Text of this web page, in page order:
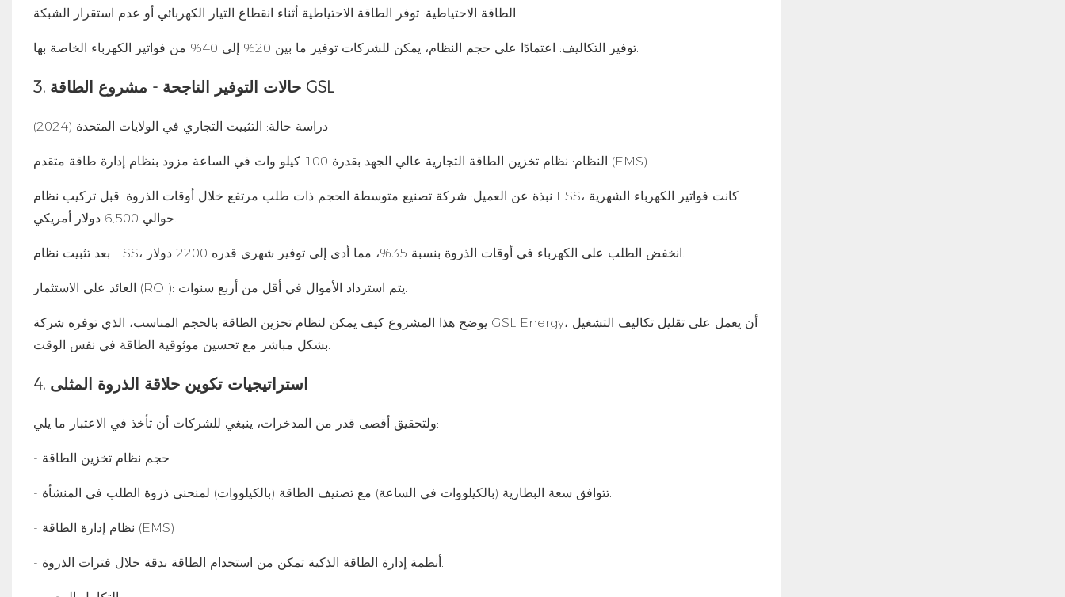
توفير التكاليف: اعتمادًا على حجم النظام، يمكن للشركات توفير ما بين 20% إلى 40% من فواتير الكهرباء الخاصة بها.
3. حالات التوفير الناجحة - مشروع الطاقة GSL
دراسة حالة: التثبيت التجاري في الولايات المتحدة (2024)
النظام: نظامتخزين الطاقة التجارية عالي الجهد بقدرة 100 كيلو وات في الساعة مزود بنظام إدارة طاقة متقدم (EMS)
نبذة عن العميل: شركة تصنيع متوسطة الحجم ذات طلب مرتفع خلال أوقات الذروة. قبل تركيب نظام ESS، كانت فواتير الكهرباء الشهرية
يوضح هذا المشروع كيف يمكن لنظام تخزين الطاقة بالحجم المناسب، الذي توفره شركة GSL Energy، أن يعمل على تقليل تكاليف التشغيل
4. استراتيجيات تكوين حلاقة الذروة المثلى
ولتحقيق أقصى قدر من المدخرات، ينبغي للشركات أن تأخذ في الاعتبار ما يلي:
- حجم نظام تخزين الطاقة
- تتوافق سعة البطارية (بالكيلووات في الساعة) مع تصنيف الطاقة (بالكيلووات) لمنحنى ذروة الطلب في المنشأة.
- نظام إدارة الطاقة (EMS)